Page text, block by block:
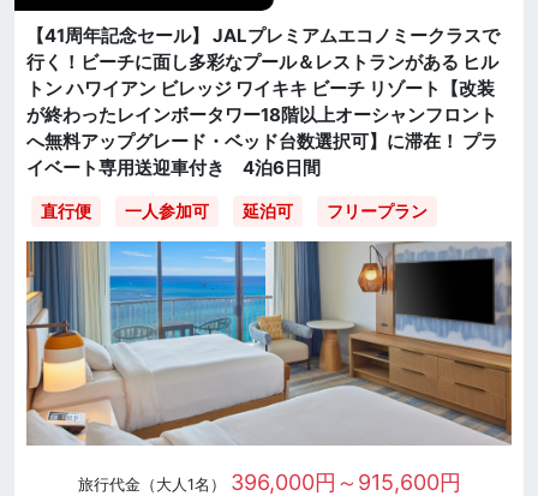
【41周年記念セール】 JALプレミアムエコノミークラスで
行く！ビーチに面し多彩なプール＆レストランがある ヒル
トン ハワイアン ビレッジ ワイキキ ビーチ リゾート【改装
が終わったレインボータワー18階以上オーシャンフロント
へ無料アップグレード・ベッド台数選択可】に滞在！ プラ
イベート専用送迎車付き 4泊6日間
直行便 一人参加可 延泊可 フリープラン
旅行代金（大人1名） 396,000円～915,600円